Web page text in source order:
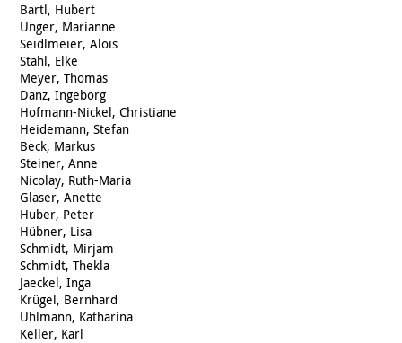
Bartl, Hubert
Unger, Marianne
Seidlmeier, Alois
Stahl, Elke
Meyer, Thomas
Danz, Ingeborg
Hofmann-Nickel, Christiane
Heidemann, Stefan
Beck, Markus
Steiner, Anne
Nicolay, Ruth-Maria
Glaser, Anette
Huber, Peter
Hübner, Lisa
Schmidt, Mirjam
Schmidt, Thekla
Jaeckel, Inga
Krügel, Bernhard
Uhlmann, Katharina
Keller, Karl